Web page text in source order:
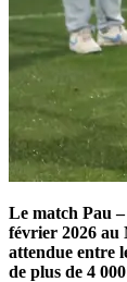
Le match Pau –
février 2026 au
attendue entre
de plus de 4